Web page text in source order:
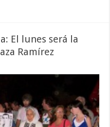
El lunes será la
Ramírez